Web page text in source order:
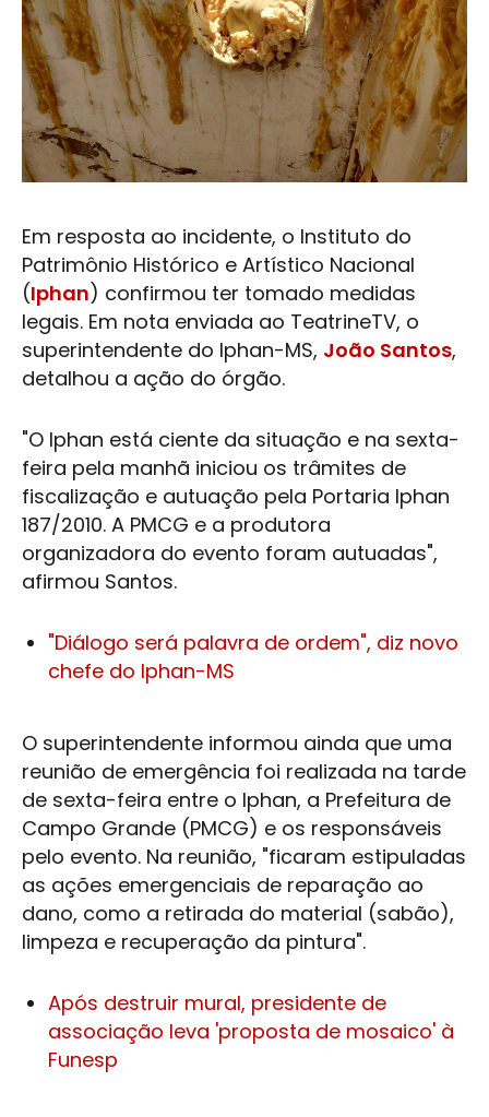
Em resposta ao incidente, o Instituto do
Patrimônio Histórico e Artístico Nacional
(Iphan) confirmou ter tomado medidas
legais. Em nota enviada ao TeatrineTV, o
superintendente do Iphan-MS, João Santos,
detalhou a ação do órgão.
"O Iphan está ciente da situação e na sexta-
feira pela manhã iniciou os trâmites de
fiscalização e autuação pela Portaria Iphan
187/2010. A PMCG e a produtora
organizadora do evento foram autuadas",
afirmou Santos.
"Diálogo será palavra de ordem", diz novo
chefe do Iphan-MS
O superintendente informou ainda que uma
reunião de emergência foi realizada na tarde
de sexta-feira entre o Iphan, a Prefeitura de
Campo Grande (PMCG) e os responsáveis
pelo evento. Na reunião, "ficaram estipuladas
as ações emergenciais de reparação ao
dano, como a retirada do material (sabão),
limpeza e recuperação da pintura".
Após destruir mural, presidente de
associação leva 'proposta de mosaico' à
Funesp